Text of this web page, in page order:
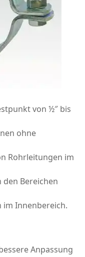
von ½″ bis
ohne
Rohrleitungen im
Bereichen
im Innenbereich.
Anpassung